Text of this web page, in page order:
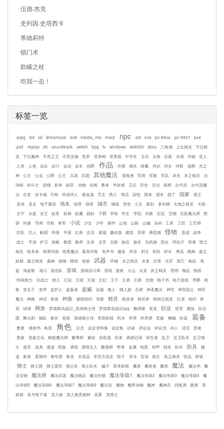
伍德·杰克
史列因·史塔西卡
蒂德莉特
锁门术
欺瞒之杖
吃我一击！
标签一览
arpg bd cd dreamcast dvd media_mix msx2 npc ost ova pc-88va pc-9801
ps4
ps5
replay sfc soundtrack switch trpg tv windows x68000 xbox 三角洲 上位精灵
下位精
灵
下位魔神 不死之王 不死生物 世界 世界树 世界观 中学生 主任 主角 乐器 乐谱 书籍
亚人
人类
人鱼 仙女 会计 会议 会长 伯爵 作品 作家 佣兵 使魔 侍从 侍女 侍祭 侯爵
光之
神
公主 公会 公爵 公王 兵器 兵团 其他魔法 冒险者 军师 军舰 军队 农夫 冰之精灵
出
渕裕
剑斗士 剧情 剧本 副官 动物 动画 勇者 半妖精 卫兵 历史 历法 厨师 古代语
古代语魔
法
古龙 史卡德 司祭 吟游诗人 吸血鬼 咒文 商人 商店 囚犯 团体 团长 园丁 国家
国王
圣地
圣女 地下通道 地名 地理 场景 城市 城镇 堡垒 士兵 复刻 多利姆 大地之精灵
大陆
太守
头盔 女王 奴隶 妖精 妖魔 娼妇 子爵 学校 学生 学院 宗教 宝冠 宝物 宫廷魔法师
密
探
对谈 导师 导航 将军 小说 少女 少年 屎作 山地 山脉 山贼 岛屿 工具 工匠
工艺师
巨乳
巨人 帕恩 帝国 平原 幻兽 店员 废墟 廉价版 建筑 异界 弗雷姆 怪物 悬崖
战争
战士
手游 护卫 攻略 教团 教师 文具 文官 文献 旅店 族长 无机物 昆虫 明信片 智者
暗之
精灵
暗杀者 暗黑司祭 暗黑魔法 最高司祭 有声书 服装 术语 村庄 村民 村长 果实 棍棒
森之
妖精
森之精灵 森林 植物 模组 歌姬 武器 毕锡 水之精灵 水龙 沙漠 法官 洞穴 海战
海
盗
海盗船 港口 游击队 游戏 游戏设计师 湿地 漫画 火山 火龙 炎之精灵 照明 物品
物质
特殊能力
狂战士 猎人 王冠 王国 王城 王妃 王子 王弟 王都 生物 电子书 电子游戏 男爵
画
集
皇太子 皇帝 监护人 盗墓者 盗贼 短篇 矮人 矮人族 石碑 神圣魔法 神官 神官战士
神官
魔法
神殿 神话 祭器 种族 秘密组织 管家 精灵 精灵使 精灵界 精神之精灵 红龙 组织
终
焉
绿洲 网游 罗德斯岛战记_英雄骑士传 罗德斯岛战记rpg 翻译家 老龙 职业 背景 腐蚀
自治
团
舞台剧 舰队 船长 英雄 英雄骑士传 草原妖精 药水 药草 药草师 蛮族 蜥蜴 街道 装备
要塞 规则书 角笛 角色 议员 设定资料集 设定集 访谈 评议会 评议员 诗人 语言
贤者
贵族
贵族文化 赋能魔法师 赌博师 赌徒 赤肌鬼 赤龙 跑团记录 转生者 近卫 近卫队长
近卫骑
士
迷宫 道具 遗迹 部族 酒馆 酒馆主人 酿酒师 野兽 金属 钝器 铠甲 镇长 队长 防具
隧
道
集落 霍斯特 青年团 青龙 非卖品 非官方设定 鞋子 音乐 页游 领主 风之精灵 饮品 首领
骑士 骑士团 骑士团长 骑士长 骑士队长 骗子 高等妖精 魔兽 魔兽使 魔境 魔法 魔法书
魔
法宝物
魔法师 魔法武器 魔法物品 魔法生物 魔法等级1 魔法等级2 魔法等级3 魔法等级4
魔
法等级5
魔法等级6 魔法等级7 魔法等级9 魔法语 魔物 魔界动物 魔神 魔神兵 鸡尾酒 麦酒
黑
妖精
龙与地下城 龙人族 龙人族贵族种 龙翼 龙骑士